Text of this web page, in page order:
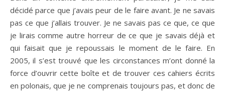
décidé parce que j’avais peur de le faire avant. Je ne savais
pas ce que j’allais trouver. Je ne savais pas ce que, ce que
je lirais comme autre horreur de ce que je savais déjà et
qui faisait que je repoussais le moment de le faire. En
2005, il s’est trouvé que les circonstances m’ont donné la
force d’ouvrir cette boîte et de trouver ces cahiers écrits
en polonais, que je ne comprenais toujours pas, et donc de